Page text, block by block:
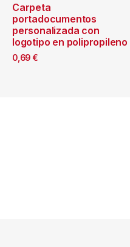
Carpeta
portadocumentos
personalizada con
logotipo en polipropileno
0,69 €